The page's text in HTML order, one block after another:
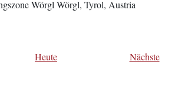
Wörgl Wörgl, Tyrol, Austria
Heute Nächste